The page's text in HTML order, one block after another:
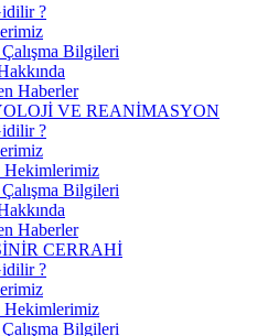
?
Bilgileri
Haberler
VE REANİMASYON
?
Hekimlerimiz
Bilgileri
Haberler
CERRAHİ
?
Hekimlerimiz
Bilgileri